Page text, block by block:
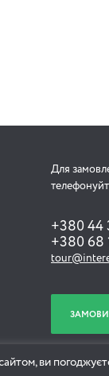
ви
Для
+380 44
+380 68